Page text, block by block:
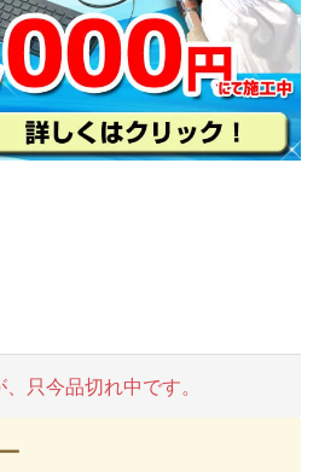
只今品切れ中です。